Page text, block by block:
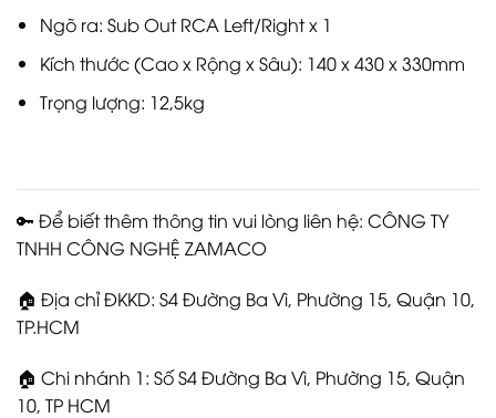
Ngõ ra: Sub Out RCA Left/Right x 1
Kích thước (Cao x Rộng x Sâu): 140 x 430 x 330mm
Trọng lượng: 12,5kg
🔑 Để biết thêm thông tin vui lòng liên hệ: CÔNG TY
TNHH CÔNG NGHỆ ZAMACO
🏠 Địa chỉ ĐKKD: S4 Đường Ba Vì, Phường 15, Quận 10,
TP.HCM
🏠 Chi nhánh 1: Số S4 Đường Ba Vì, Phường 15, Quận
10, TP HCM